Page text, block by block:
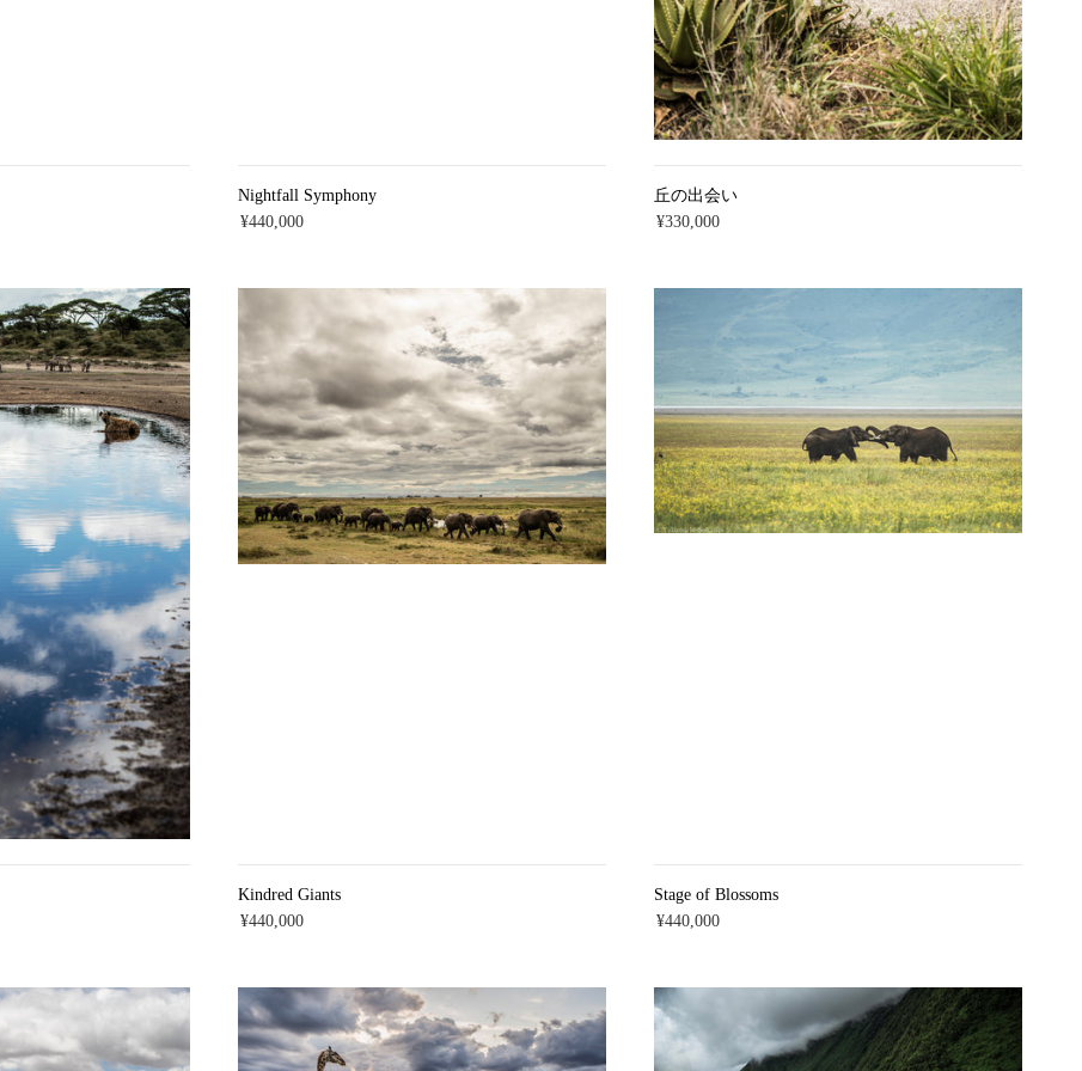
Nightfall Symphony
¥440,000
丘の出会い
¥330,000
Kindred Giants
¥440,000
Stage of Blossoms
¥440,000